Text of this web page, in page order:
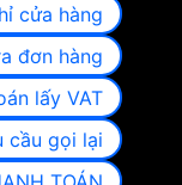
cửa hàng
đơn hàng
lấy VAT
cầu gọi lại